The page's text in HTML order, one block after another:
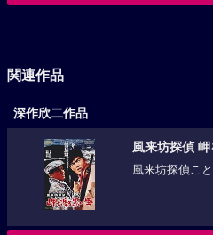
関連作品
深作欣二作品
風来坊探偵
風来坊探偵こ